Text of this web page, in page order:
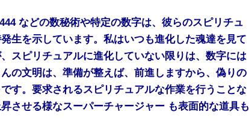
などの数秘術や特定の数字は、彼らのスピリチュ
生を示しています。私はいつも進化した魂達を見て
スピリチュアルに進化していない限りは、数字には
の文明は、準備が整えば、前進しますから、偽りの
す。要求されるスピリチュアルな作業を行うことな
させる様なスーパーチャージャー も表面的な道具も